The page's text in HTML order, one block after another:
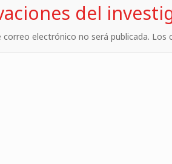
del
correo electrónico no será publicada.